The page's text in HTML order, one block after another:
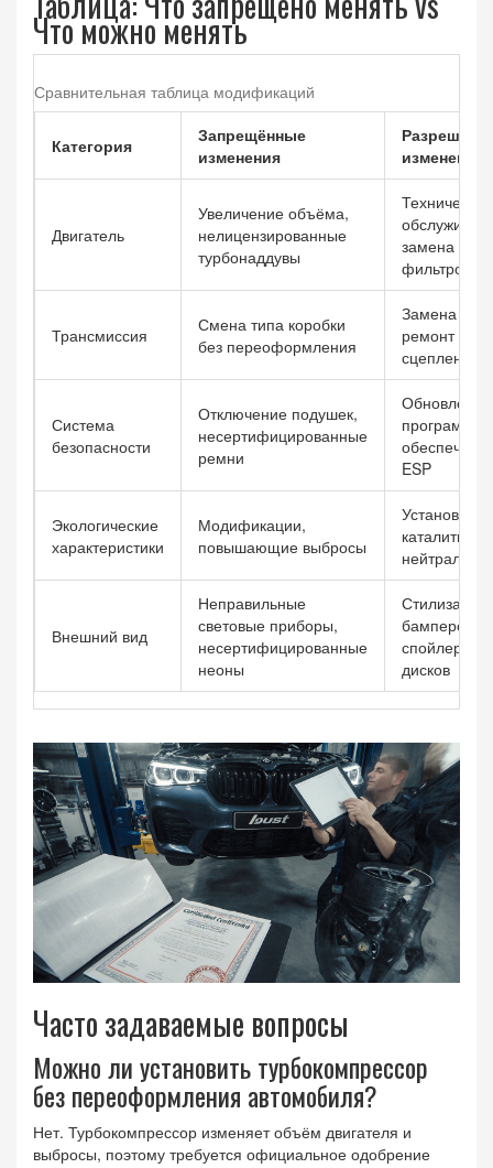
Что можно менять
Сравнительная таблица модификаций
Категория
Запрещённые
изменения
изменения
Двигатель
Увеличение объёма,
нелицензированные
турбонаддувы
Техническое
замена
фильтров
Трансмиссия
Смена типа коробки
без переоформления
Замена
ремонт
сцепления
Система
безопасности
Отключение подушек,
несертифицированные
ремни
Обновление
ESP
Экологические
характеристики
Модификации,
повышающие выбросы
Установка
Внешний вид
Неправильные
световые приборы,
несертифицированные
неоны
Стилизация
бамперов,
спойлеров,
дисков
Часто задаваемые вопросы
Можно ли установить турбокомпрессор
без переоформления автомобиля?
Нет. Турбокомпрессор изменяет объём двигателя и
выбросы, поэтому требуется официальное одобрение